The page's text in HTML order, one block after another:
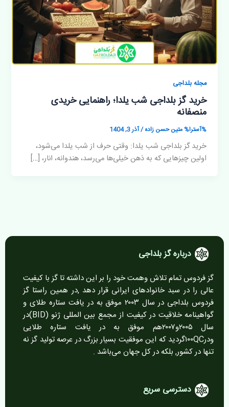
مجله بلداجی
خرید گز بلداجی شب یلدا؛ راهنمایی خریدی
منصفانه
%آسترا%متین حسن زاده/آذر 3, 1404
خرید گز بلداجی شب یلدا: وقتی حرف از شب یلدا می‌شود،
اولین چیزهایی که به ذهن خیلی‌ها می‌رسد، هندوانه، انار، […]
درباره گز بلداجی
گز فردوس تمام تلاش وهمت خود را بر این داشته تا گز با کیفیت
عالی را در سبد خانوادهای ایرانی قرار دهد ,در همین راستا گز
فردوس بلداجی در سال ۲۰۰۳ موفق به در یافت ستاره طلای و
گواهینامه خلاقیت در کیفیت از مجمع بین المللی ژنو (BID)در
سال ۲۰۰۵و۲۰۰۷هم موفق به در یافت ستاره طلایی
ودر۱۰۰QCگردید که این موفقیت بسیار بزرگ در عرصه تولید گز نه
تنها در کشور, بلکه در کل جهان می‌باشد .
دسترسی سریع